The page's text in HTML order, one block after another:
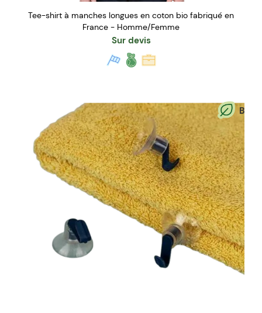
Tee-shirt à manches longues en coton bio fabriqué en
France - Homme/Femme
Sur devis
B